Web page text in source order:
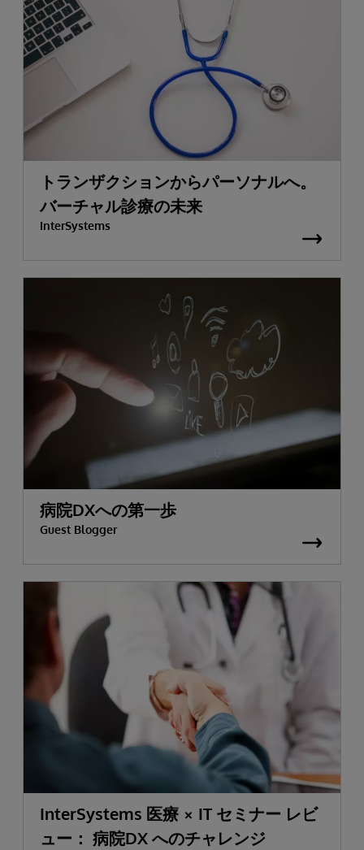
トランザクションからパーソナルへ。
バーチャル診療の未来
InterSystems
病院DXへの第一歩
Guest Blogger
InterSystems 医療 × IT セミナー レビ
ュー： 病院DX へのチャレンジ